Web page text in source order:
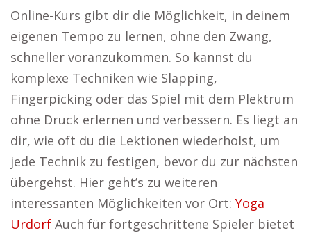
Online-Kurs gibt dir die Möglichkeit, in deinem
eigenen Tempo zu lernen, ohne den Zwang,
schneller voranzukommen. So kannst du
komplexe Techniken wie Slapping,
Fingerpicking oder das Spiel mit dem Plektrum
ohne Druck erlernen und verbessern. Es liegt an
dir, wie oft du die Lektionen wiederholst, um
jede Technik zu festigen, bevor du zur nächsten
übergehst. Hier geht’s zu weiteren
interessanten Möglichkeiten vor Ort: Yoga
Urdorf Auch für fortgeschrittene Spieler bietet